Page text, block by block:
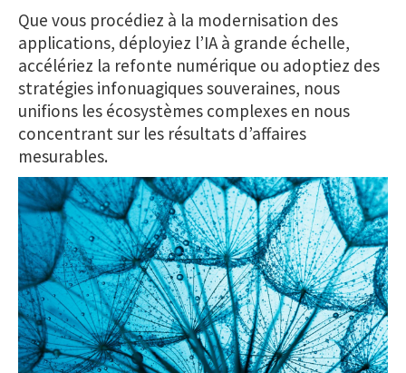
Que vous procédiez à la modernisation des
applications, déployiez l’IA à grande échelle,
accélériez la refonte numérique ou adoptiez des
stratégies infonuagiques souveraines, nous
unifions les écosystèmes complexes en nous
concentrant sur les résultats d’affaires
mesurables.